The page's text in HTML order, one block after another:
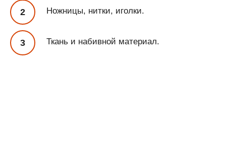
Ножницы, нитки, иголки.
Ткань и набивной материал.